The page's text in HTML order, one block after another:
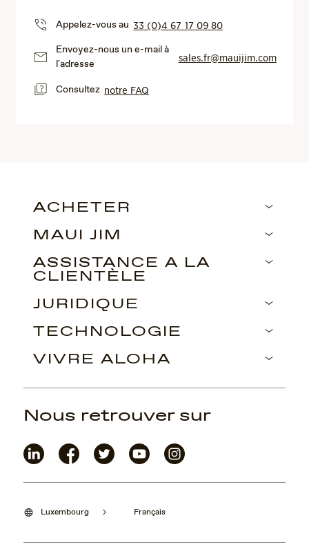
Appelez-vous au33 (0)4 67 17 09 80
Envoyez-nous un e-mail à
l'adresse
sales.fr@mauijim.com
Consultez notre FAQ
ACHETER
MAUI JIM
ASSISTANCE À LA
CLIENTÈLE
JURIDIQUE
TECHNOLOGIE
VIVRE ALOHA
Luxembourg Français
Nous retrouver sur